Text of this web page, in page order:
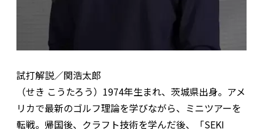
試打解説／関浩太郎
（せき こうたろう）1974年生まれ、茨城県出身。アメ
リカで最新のゴルフ理論を学びながら、ミニツアーを
転戦。帰国後、クラフト技術を学んだ後、「SEKI